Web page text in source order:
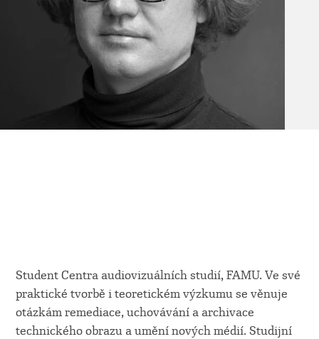
Student Centra audiovizuálních studií, FAMU. Ve své
praktické tvorbě i teoretickém výzkumu se věnuje
otázkám remediace, uchovávání a archivace
technického obrazu a umění nových médií. Studijní